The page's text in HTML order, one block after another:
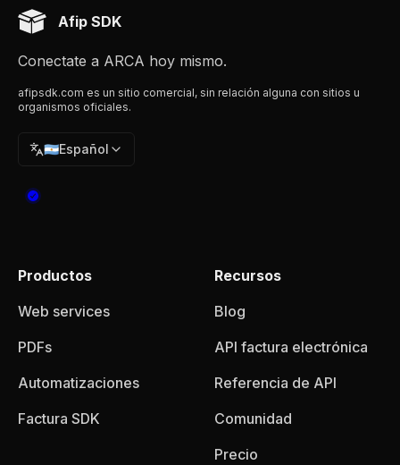
Afip SDK
Conectate a ARCA hoy mismo.
afipsdk.com es un sitio comercial, sin relación alguna con sitios u
organismos oficiales.
🇦🇷Español
Productos
Web services
PDFs
Automatizaciones
Factura SDK
Recursos
Blog
API factura electrónica
Referencia de API
Comunidad
Precio